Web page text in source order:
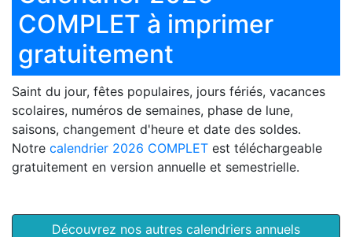
COMPLET à imprimer
gratuitement
Saint du jour, fêtes populaires, jours fériés, vacances
scolaires, numéros de semaines, phase de lune,
saisons, changement d'heure et date des soldes.
Notre calendrier 2026 COMPLET est téléchargeable
gratuitement en version annuelle et semestrielle.
Découvrez nos autres calendriers annuels